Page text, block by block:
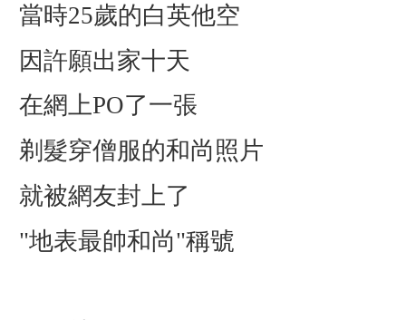
當時25歲的白英他空
因許願出家十天
在網上PO了一張
剃髮穿僧服的和尚照片
就被網友封上了
"地表最帥和尚"稱號